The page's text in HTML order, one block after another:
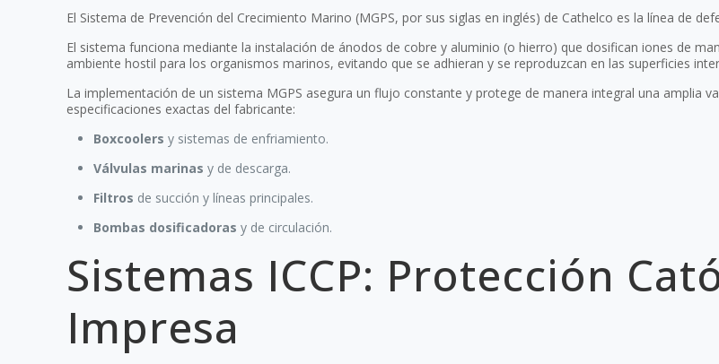
El Sistema de Prevención del Crecimiento Marino (MGPS, por sus siglas en inglés) de Cathelco es la línea de
El sistema funciona mediante la instalación de ánodos de cobre y aluminio (o hierro) que dosifican iones de
ambiente hostil para los organismos marinos, evitando que se adhieran y se reproduzcan en las superficies
La implementación de un sistema MGPS asegura un flujo constante y protege de manera integral una amplia
especificaciones exactas del fabricante:
Boxcoolers y sistemas de enfriamiento.
Válvulas marinas y de descarga.
Filtros de succión y líneas principales.
Bombas dosificadoras y de circulación.
Sistemas ICCP: Protección
Impresa